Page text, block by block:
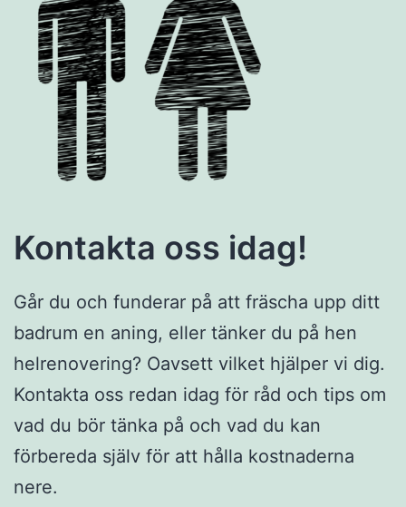
Kontakta oss idag!
Går du och funderar på att fräscha upp ditt
badrum en aning, eller tänker du på hen
helrenovering? Oavsett vilket hjälper vi dig.
Kontakta oss redan idag för råd och tips om
vad du bör tänka på och vad du kan
förbereda själv för att hålla kostnaderna
nere.